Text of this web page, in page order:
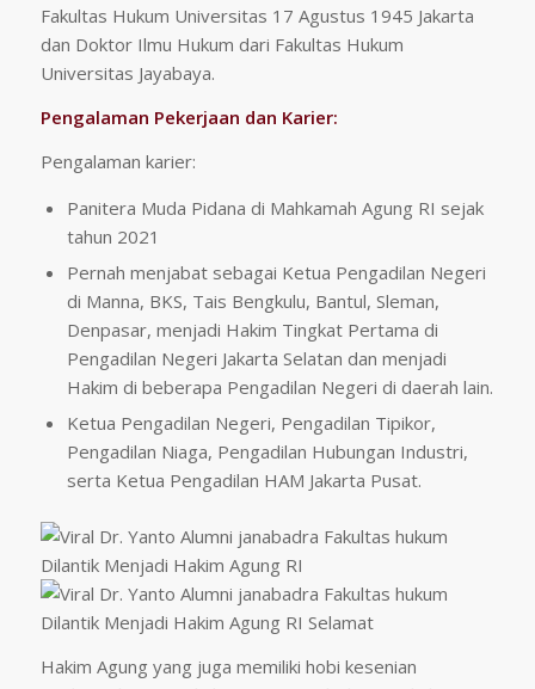
Fakultas Hukum Universitas 17 Agustus 1945 Jakarta
dan Doktor Ilmu Hukum dari Fakultas Hukum
Universitas Jayabaya.
Pengalaman Pekerjaan dan Karier:
Pengalaman karier:
Panitera Muda Pidana di Mahkamah Agung RI sejak
tahun 2021
Pernah menjabat sebagai Ketua Pengadilan Negeri
di Manna, BKS, Tais Bengkulu, Bantul, Sleman,
Denpasar, menjadi Hakim Tingkat Pertama di
Pengadilan Negeri Jakarta Selatan dan menjadi
Hakim di beberapa Pengadilan Negeri di daerah lain.
Ketua Pengadilan Negeri, Pengadilan Tipikor,
Pengadilan Niaga, Pengadilan Hubungan Industri,
serta Ketua Pengadilan HAM Jakarta Pusat.
Hakim Agung yang juga memiliki hobi kesenian